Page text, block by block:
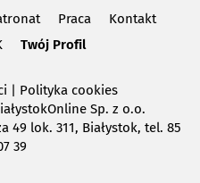
Praca
Kontakt
Twój Profil
| Polityka cookies
Sp. z o.o.
49 lok. 311, Białystok, tel. 85
39